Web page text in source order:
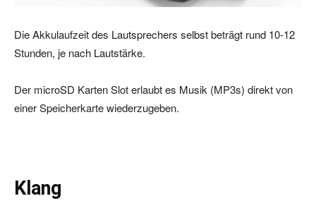
Die Akkulaufzeit des Lautsprechers selbst beträgt rund 10-12
Stunden, je nach Lautstärke.
Der microSD Karten Slot erlaubt es Musik (MP3s) direkt von
einer Speicherkarte wiederzugeben.
Klang